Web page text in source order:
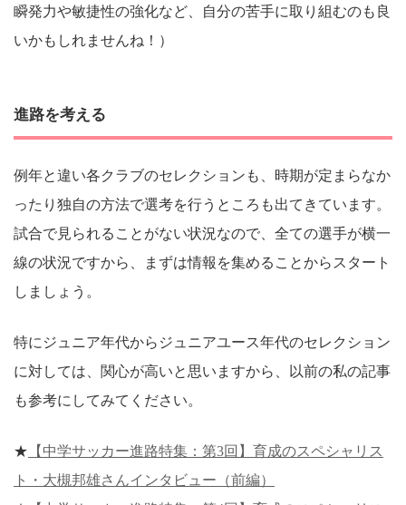
瞬発力や敏捷性の強化など、自分の苦手に取り組むのも良
いかもしれませんね！）
進路を考える
例年と違い各クラブのセレクションも、時期が定まらなか
ったり独自の方法で選考を行うところも出てきています。
試合で見られることがない状況なので、全ての選手が横一
線の状況ですから、まずは情報を集めることからスタート
しましょう。
特にジュニア年代からジュニアユース年代のセレクション
に対しては、関心が高いと思いますから、以前の私の記事
も参考にしてみてください。
★ 【中学サッカー進路特集：第3回】育成のスペシャリス
ト・大槻邦雄さんインタビュー（前編）